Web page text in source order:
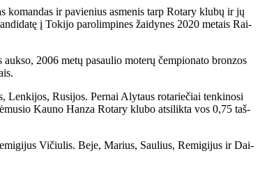
ir pa­vie­nius as­me­nis tarp Ro­ta­ry klu­bų ir jų
į To­ki­jo pa­ro­lim­pi­nes žai­dy­nes 2020 me­tais Rai­
2006 me­tų pa­sau­lio mo­te­rų čem­pio­na­to bron­zos
Len­ki­jos, Ru­si­jos. Per­nai Aly­taus ro­ta­rie­čiai ten­ki­no­si
Kau­no Han­za Ro­ta­ry klu­bo at­si­lik­ta vos 0,75 taš­
Vi­čiu­lis. Be­je, Ma­rius, Sau­lius, Re­mi­gi­jus ir Dai­